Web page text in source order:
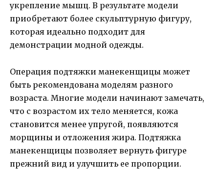
укрепление мышц. В результате модели
приобретают более скульптурную фигуру,
которая идеально подходит для
демонстрации модной одежды.
Операция подтяжки манекенщицы может
быть рекомендована моделям разного
возраста. Многие модели начинают замечать,
что с возрастом их тело меняется, кожа
становится менее упругой, появляются
морщины и отложения жира. Подтяжка
манекенщицы позволяет вернуть фигуре
прежний вид и улучшить ее пропорции.